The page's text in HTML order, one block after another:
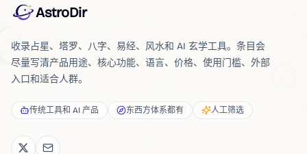
AstroDir
收录占星、塔罗、八字、易经、风水和 AI 玄学工具。条目会
尽量写清产品用途、核心功能、语言、价格、使用门槛、外部
入口和适合人群。
传统工具和 AI 产品 东西方体系都有 人工筛选